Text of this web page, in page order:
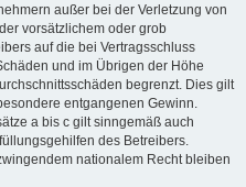
außer bei der Verletzung von
vorsätzlichem oder grob
auf die bei Vertragsschluss
und im Übrigen der Höhe
begrenzt. Dies gilt
entgangenen Gewinn.
a bis c gilt sinngemäß auch
des Betreibers.
nationalem Recht bleiben